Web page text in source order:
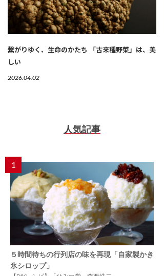
繋がりゆく、生命のかたち 「古来種野菜」は、美
しい
2026.04.02
人気記事
1
５時間待ちの行列店の味を再現「自家製かき
氷シロップ」